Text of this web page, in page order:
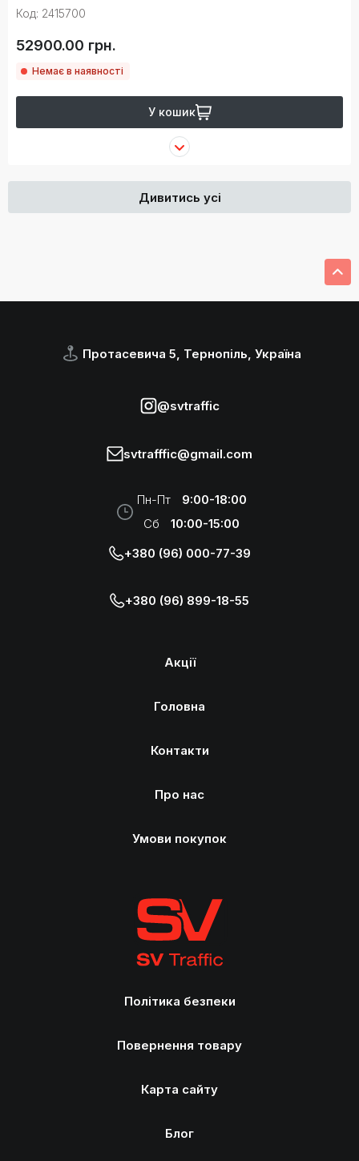
Код: 2415700
52900.00 грн.
Немає в наявності
У кошик
Дивитись усі
Політика безпеки
Повернення товару
Карта сайту
Блог
Акції
Головна
Контакти
Про нас
Умови покупок
Протасевича 5, Тернопіль, Україна
@svtraffic
svtrafffic@gmail.com
Пн-Пт
9:00-18:00
Сб
10:00-15:00
+380 (96) 000-77-39
+380 (96) 899-18-55